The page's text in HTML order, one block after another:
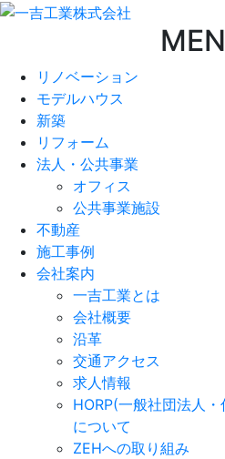
リノベーション
モデルハウス
新築
リフォーム
法人・公共事業
オフィス
公共事業施設
不動産
施工事例
会社案内
一吉工業とは
会社概要
沿革
交通アクセス
求人情報
HORP(一般社団法人
について
ZEHへの取り組み